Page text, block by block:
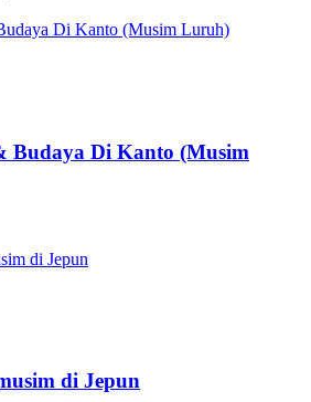
Budaya Di Kanto (Musim
di Jepun